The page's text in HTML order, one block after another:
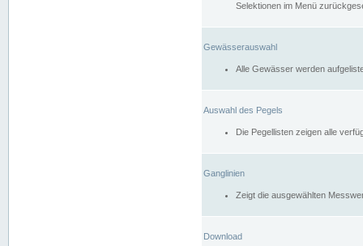
Selektionen im Menü
Gewässerauswahl
Alle Gewässer werden
Auswahl des Pegels
Die Pegellisten zeigen alle
Ganglinien
Zeigt die ausgewählten
Download